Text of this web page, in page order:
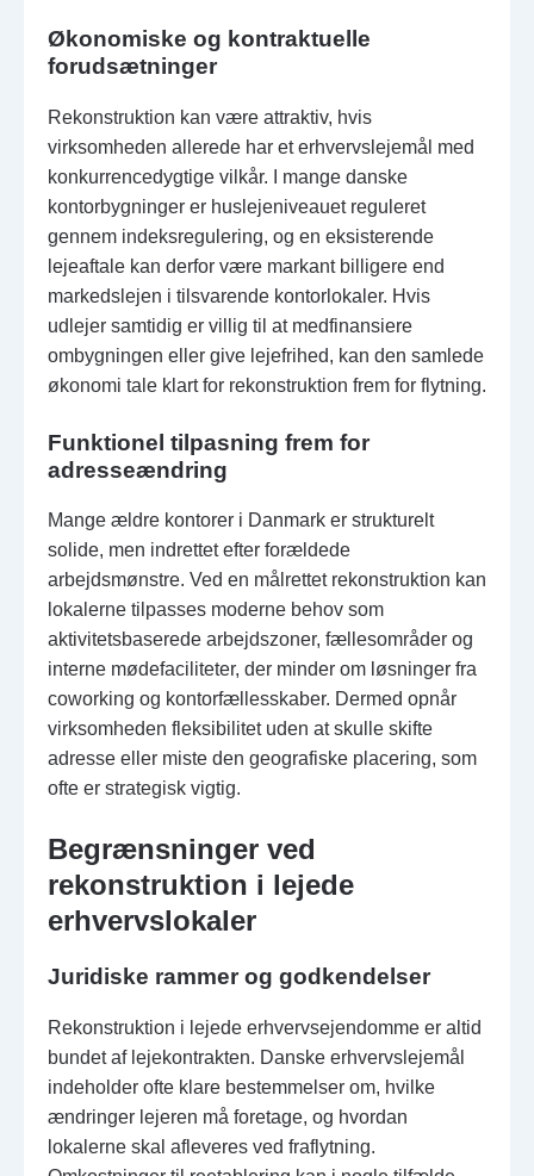
Økonomiske og kontraktuelle
forudsætninger
Rekonstruktion kan være attraktiv, hvis
virksomheden allerede har et erhvervslejemål med
konkurrencedygtige vilkår. I mange danske
kontorbygninger er huslejeniveauet reguleret
gennem indeksregulering, og en eksisterende
lejeaftale kan derfor være markant billigere end
markedslejen i tilsvarende kontorlokaler. Hvis
udlejer samtidig er villig til at medfinansiere
ombygningen eller give lejefrihed, kan den samlede
økonomi tale klart for rekonstruktion frem for flytning.
Funktionel tilpasning frem for
adresseændring
Mange ældre kontorer i Danmark er strukturelt
solide, men indrettet efter forældede
arbejdsmønstre. Ved en målrettet rekonstruktion kan
lokalerne tilpasses moderne behov som
aktivitetsbaserede arbejdszoner, fællesområder og
interne mødefaciliteter, der minder om løsninger fra
coworking og kontorfællesskaber. Dermed opnår
virksomheden fleksibilitet uden at skulle skifte
adresse eller miste den geografiske placering, som
ofte er strategisk vigtig.
Begrænsninger ved
rekonstruktion i lejede
erhvervslokaler
Juridiske rammer og godkendelser
Rekonstruktion i lejede erhvervsejendomme er altid
bundet af lejekontrakten. Danske erhvervslejemål
indeholder ofte klare bestemmelser om, hvilke
ændringer lejeren må foretage, og hvordan
lokalerne skal afleveres ved fraflytning.